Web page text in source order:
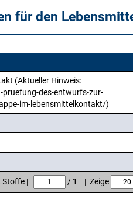
für den
(Aktueller Hinweis:
des-entwurfs-zur-
im-lebensmittelkontakt/)
Stoffe | / 1 | Zeige